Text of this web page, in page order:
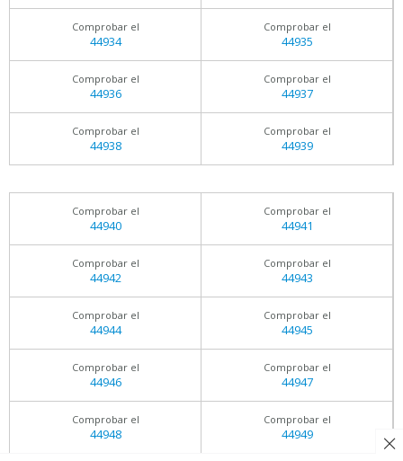
Comprobar el
44934
Comprobar el
44935
Comprobar el
44936
Comprobar el
44937
Comprobar el
44938
Comprobar el
44939
Comprobar el
44940
Comprobar el
44941
Comprobar el
44942
Comprobar el
44943
Comprobar el
44944
Comprobar el
44945
Comprobar el
44946
Comprobar el
44947
Comprobar el
44948
Comprobar el
44949